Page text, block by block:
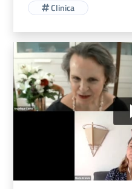
Clinica